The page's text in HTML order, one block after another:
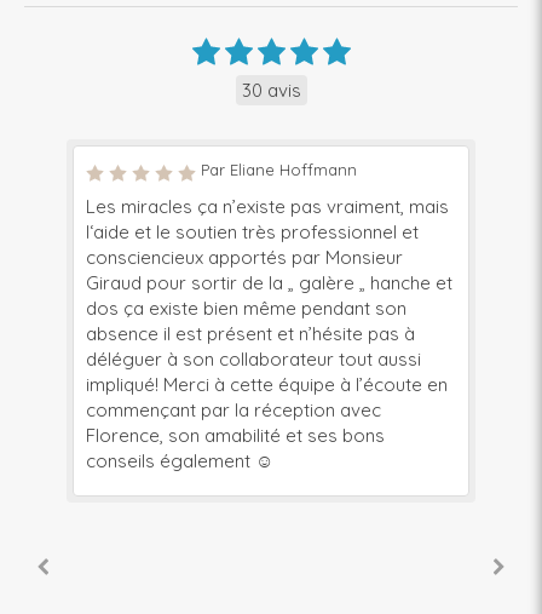
30 avis
Par Eliane Hoffmann
Les miracles ça n’existe pas vraiment, mais
l‘aide et le soutien très professionnel et
consciencieux apportés par Monsieur
Giraud pour sortir de la „ galère „ hanche et
dos ça existe bien même pendant son
absence il est présent et n’hésite pas à
déléguer à son collaborateur tout aussi
impliqué! Merci à cette équipe à l’écoute en
commençant par la réception avec
Florence, son amabilité et ses bons
conseils également ☺️